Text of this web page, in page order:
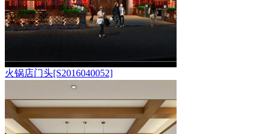
火锅店门头[S2016040052]